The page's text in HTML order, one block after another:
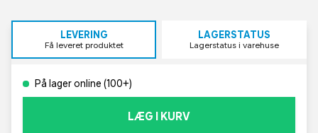
LEVERING
Få leveret produktet
LAGERSTATUS
Lagerstatus i varehuse
På lager online (100+)
LÆG I KURV